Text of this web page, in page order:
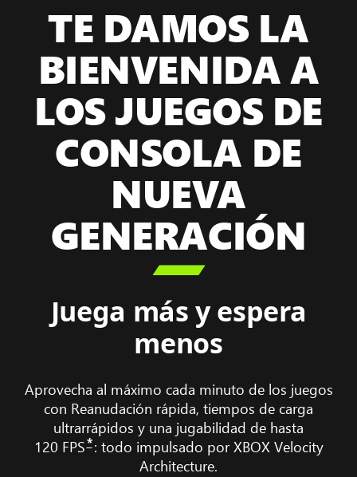
TE DAMOS LA
BIENVENIDA A
LOS JUEGOS DE
CONSOLA DE
NUEVA
GENERACIÓN

Juega más y espera
menos
Aprovecha al máximo cada minuto de los juegos
con Reanudación rápida, tiempos de carga
ultrarrápidos y una jugabilidad de hasta
120 FPS*: todo impulsado por XBOX Velocity
Architecture.